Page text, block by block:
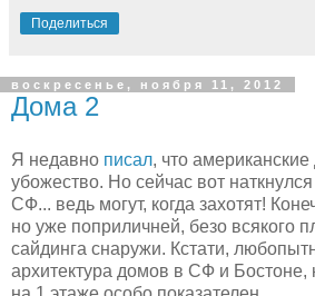
Поделиться
воскресенье, ноября 11, 2012
Дома 2
Я недавно писал, что
убожество. Но сейчас вот
СФ... ведь могут, когда захотят!
но уже поприличней, безо всякого
сайдинга снаружи. Кстати,
архитектура домов в СФ и